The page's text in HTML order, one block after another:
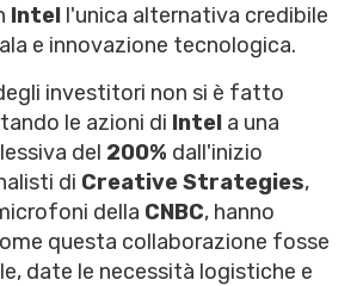
Intel l'unica alternativa credibile
e innovazione tecnologica.
investitori non si è fatto
le azioni di Intel a una
del 200% dall'inizio
di Creative Strategies,
della CNBC, hanno
questa collaborazione fosse
date le necessità logistiche e